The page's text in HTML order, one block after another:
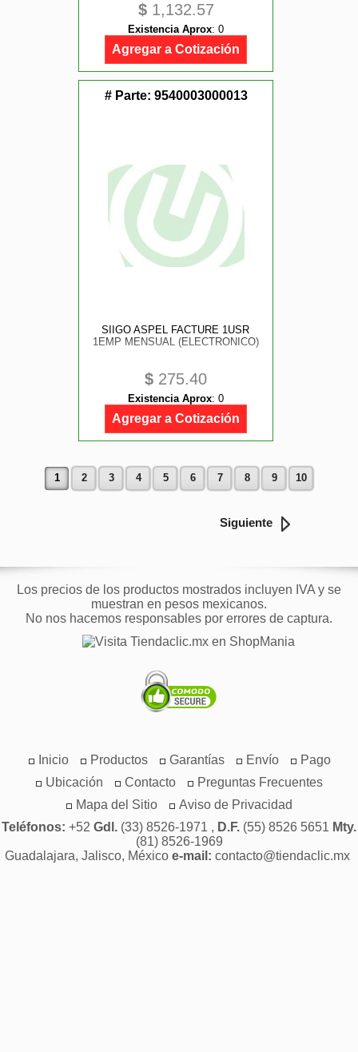
$1,132.57
Existencia Aprox: 0
Agregar a Cotización
# Parte: 9540003000013
SIIGO ASPEL FACTURE 1USR
1EMP MENSUAL (ELECTRONICO)
$ 275.40
Existencia Aprox: 0
Agregar a Cotización
1 2 3 4 5 6 7 8 9 10
Siguiente
Los precios de los productos mostrados incluyen IVA y se
muestran en pesos mexicanos.
No nos hacemos responsables por errores de captura.
Inicio Productos Garantías Envío
Pago
Ubicación
Contacto
Preguntas Frecuentes
Mapa del Sitio
Aviso de Privacidad
Teléfonos: +52 Gdl. (33) 8526-1971 , D.F. (55) 8526 5651 Mty.
(81) 8526-1969
Guadalajara, Jalisco, México e-mail: contacto@tiendaclic.mx